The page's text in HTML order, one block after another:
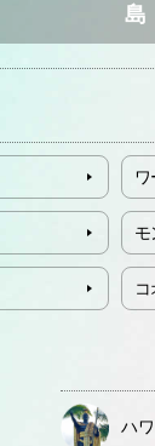
島
ワ
モ
ハ